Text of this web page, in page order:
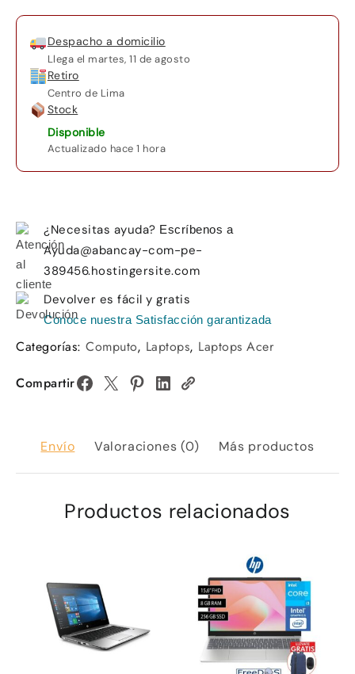
10ma
generación
cantidad
Despacho a domicilio
Llega el martes, 11 de agosto
Retiro
Centro de Lima
Stock
Disponible
Actualizado hace 1 hora
¿Necesitas ayuda? Escríbenos a
Ayuda@abancay-com-pe-
389456.hostingersite.com
Devolver es fácil y gratis
Conoce nuestra Satisfacción garantizada
Categorías: Computo, Laptops, Laptops Acer
Compartir
Envío Valoraciones (0) Más productos
Productos relacionados